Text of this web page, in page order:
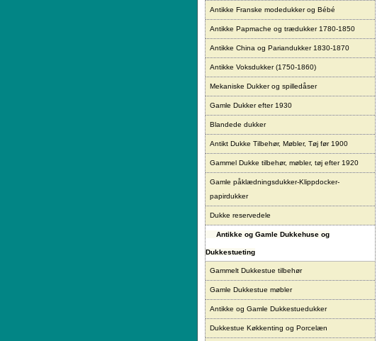
Antikke Franske modedukker og Bébé
Antikke Papmache og trædukker 1780-1850
Antikke China og Pariandukker 1830-1870
Antikke Voksdukker (1750-1860)
Mekaniske Dukker og spilledåser
Gamle Dukker efter 1930
Blandede dukker
Antikt Dukke Tilbehør, Møbler, Tøj før 1900
Gammel Dukke tilbehør, møbler, tøj efter 1920
Gamle påklædningsdukker-Klippdocker-
papirdukker
Dukke reservedele
Antikke og Gamle Dukkehuse og
Dukkestueting
Gammelt Dukkestue tilbehør
Gamle Dukkestue møbler
Antikke og Gamle Dukkestuedukker
Dukkestue Køkkenting og Porcelæn